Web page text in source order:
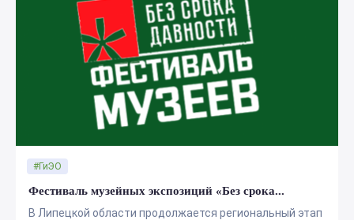
Фестиваль музейных экспозиций «Без срока...
В Липецкой области продолжается региональный этап
#ГиЭО